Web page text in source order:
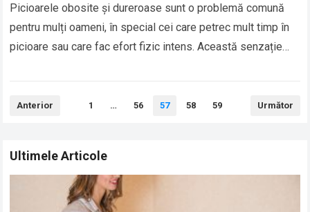
Picioarele obosite și dureroase sunt o problemă comună
pentru mulți oameni, în special cei care petrec mult timp în
picioare sau care fac efort fizic intens. Această senzație
Paginație
Anterior 1 … 56 57 58 59 Următor
Ultimele Articole